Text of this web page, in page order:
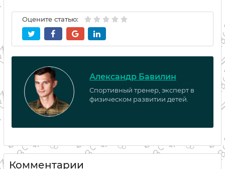
Оцените статью:
Александр Бавилин
Спортивный тренер, эксперт в
физическом развитии детей.
Комментарии